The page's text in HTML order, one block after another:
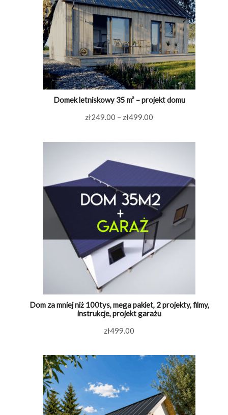
Domek letniskowy 35 m² – projekt domu
zł249.00 – zł499.00
od
do
Dom za mniej niż 100tys, mega pakiet, 2 projekty, filmy,
instrukcje, projekt garażu
zł499.00